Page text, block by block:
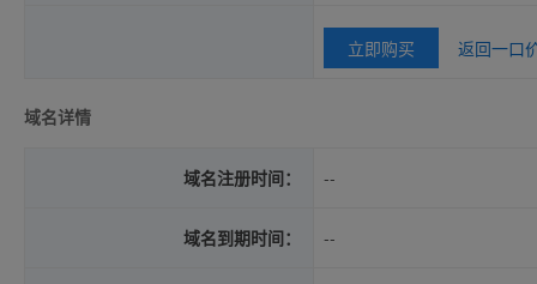
立即购买 返回一口
域名详情
域名注册时间： --
域名到期时间： --